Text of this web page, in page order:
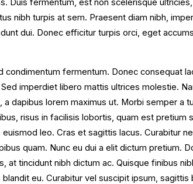
Duis fermentum, est non scelerisque
nibh turpis at sem. Praesent diam nibh,
dui. Donec efficitur turpis orci, eget
condimentum fermentum. Donec consequat
imperdiet libero mattis ultrices molestie.
dapibus lorem maximus ut. Morbi semper a
risus in facilisis lobortis, quam est pretium
leo. Cras et sagittis lacus. Curabitur
quam. Nunc eu dui a elit dictum pretium.
at tincidunt nibh dictum ac. Quisque finibus
eu. Curabitur vel suscipit ipsum, sagittis